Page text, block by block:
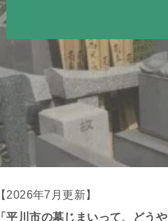
【2026年7月更新】
「平川市の墓じまいって、どう